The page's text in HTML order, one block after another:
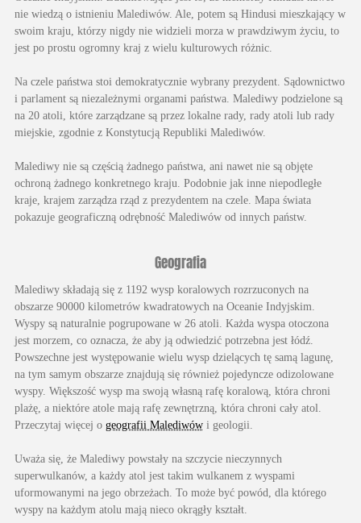
nie wiedzą o istnieniu Malediwów. Ale, potem są Hindusi mieszkający w
swoim kraju, którzy nigdy nie widzieli morza w prawdziwym życiu, to
jest po prostu ogromny kraj z wielu kulturowych różnic.
Na czele państwa stoi demokratycznie wybrany prezydent. Sądownictwo
i parlament są niezależnymi organami państwa. Malediwy podzielone są
na 20 atoli, które zarządzane są przez lokalne rady, rady atoli lub rady
miejskie, zgodnie z Konstytucją Republiki Malediwów.
Malediwy nie są częścią żadnego państwa, ani nawet nie są objęte
ochroną żadnego konkretnego kraju. Podobnie jak inne niepodległe
kraje, krajem zarządza rząd z prezydentem na czele. Mapa świata
pokazuje geograficzną odrębność Malediwów od innych państw.
Geografia
Malediwy składają się z 1192 wysp koralowych rozrzuconych na
obszarze 90000 kilometrów kwadratowych na Oceanie Indyjskim.
Wyspy są naturalnie pogrupowane w 26 atoli. Każda wyspa otoczona
jest morzem, co oznacza, że aby ją odwiedzić potrzebna jest łódź.
Powszechne jest występowanie wielu wysp dzielących tę samą lagunę,
na tym samym obszarze znajdują się również pojedyncze odizolowane
wyspy. Większość wysp ma swoją własną rafę koralową, która chroni
plażę, a niektóre atole mają rafę zewnętrzną, która chroni cały atol.
Przeczytaj więcej o geografii Malediwówi geologii.
Uważa się, że Malediwy powstały na szczycie nieczynnych
superwulkanów, a każdy atol jest takim wulkanem z wyspami
uformowanymi na jego obrzeżach. To może być powód, dla którego
wyspy na każdym atolu mają nieco okrągły kształt.